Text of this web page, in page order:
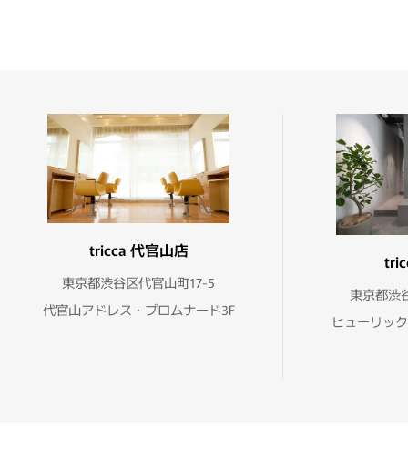
tricca 代官山店
東京都渋谷区代官山町17-5
代官山アドレス・プロムナード3F
東京都渋
ヒューリッ